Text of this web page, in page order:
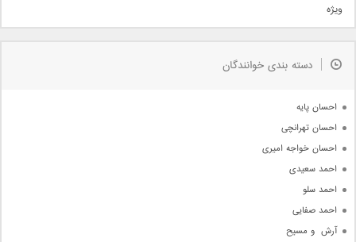
دمو
مذهبی
جدیدترین ها
ویژه
دسته بندی خوانندگان
احسان پایه
احسان تهرانچی
احسان خواجه امیری
احمد سعیدی
احمد سلو
احمد صفایی
آرش  و مسیح